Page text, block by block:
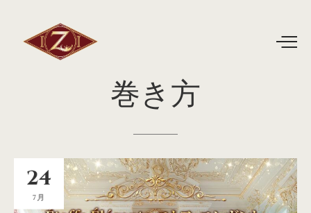
巻き方
24
7月